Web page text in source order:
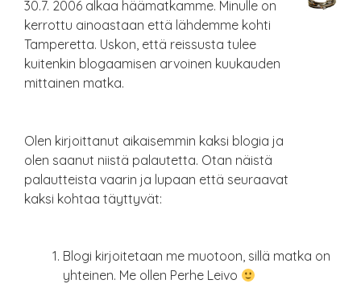
30.7. 2006 alkaa häämatkamme. Minulle on
kerrottu ainoastaan että lähdemme kohti
Tamperetta. Uskon, että reissusta tulee
kuitenkin blogaamisen arvoinen kuukauden
mittainen matka.
Olen kirjoittanut aikaisemmin kaksi blogia ja
olen saanut niistä palautetta. Otan näistä
palautteista vaarin ja lupaan että seuraavat
kaksi kohtaa täyttyvät:
Blogi kirjoitetaan me muotoon, sillä matka on
yhteinen. Me ollen Perhe Leivo